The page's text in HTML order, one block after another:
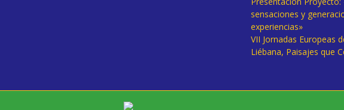
sensaciones y
experiencias»
VII Jornadas Europeas
Liébana, Paisajes que